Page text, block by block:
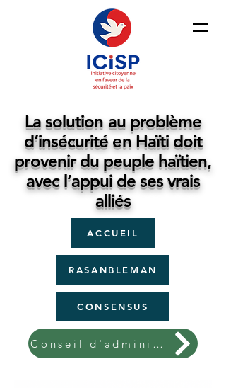
La solution au problème
d’insécurité en Haïti doit
provenir du peuple haïtien,
avec l’appui de ses vrais
alliés
Conseil d'administration
CONSENSUS
ACCUEIL
RASANBLEMAN